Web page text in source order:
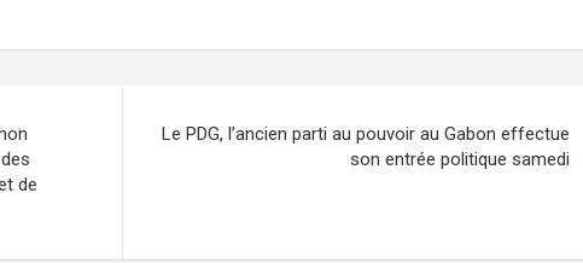
de
Le PDG, l’ancien parti au pouvoir au Gabon effectue
son entrée politique samedi